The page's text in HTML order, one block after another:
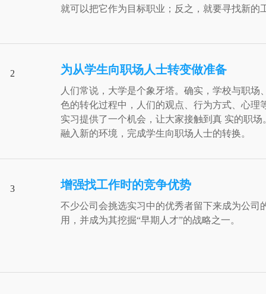
就可以把它作为目标职业；反之，就要寻找新的
2 为从学生向职场人士转变做准备
人们常说，大学是个象牙塔。确实，学校与职
色的转化过程中，人们的观点、行为方式、心理
实习提供了一个机会，让大家接触到真 实的职
融入新的环境，完成学生向职场人士的转换。
3 增强找工作时的竞争优势
不少公司会挑选实习中的优秀者留下来成为公
用，并成为其挖掘“早期人才”的战略之一。